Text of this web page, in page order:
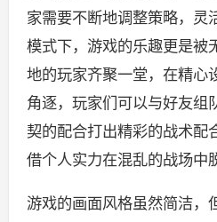
家需要不断地调整策略，灵
模式下，游戏的乐趣更是被
地的玩家齐聚一堂，在精心
角逐，玩家们可以与好友组
契的配合打出精彩的战术配
借个人实力在混乱的战场中
游戏的画面风格虽然简洁，